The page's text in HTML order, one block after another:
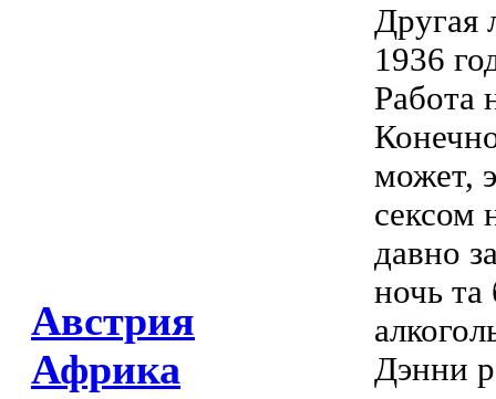
Австрия
Африка
Другая
1936
Работа
может,
сексом
давно
ночь та
Дэнни